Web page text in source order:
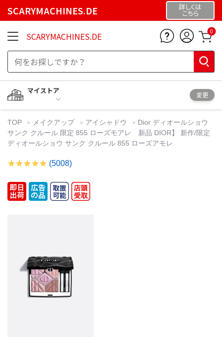
SCARYMACHINES.DE 詳しくは
こちら
SCARYMACHINES.DE 0
マイストア
変更
TOP メイクアップ アイシャドウ
Dior ディオールショウ
サンク クルール 限定 855 ローズモアレ 新品 DIOR】 新作/限定
ディオールショウ サンク クルール 855 ローズアモレ
(5008)